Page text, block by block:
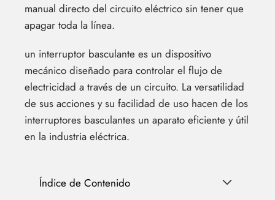
manual directo del circuito eléctrico sin tener que
apagar toda la línea.
un interruptor basculante es un dispositivo
mecánico diseñado para controlar el flujo de
electricidad a través de un circuito. La versatilidad
de sus acciones y su facilidad de uso hacen de los
interruptores basculantes un aparato eficiente y útil
en la industria eléctrica.
Índice de Contenido